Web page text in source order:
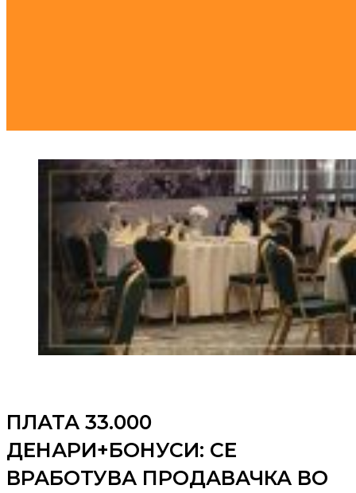
ПЛАТА 33.000
ДЕНАРИ+БОНУСИ: СЕ
ВРАБОТУВА ПРОДАВАЧКА ВО